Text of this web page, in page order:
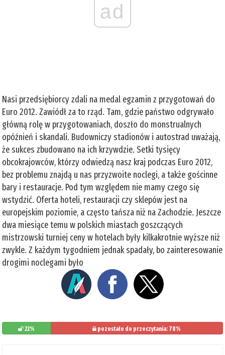
ad
Nasi przedsiębiorcy zdali na medal egzamin z przygotowań do
Euro 2012. Zawiódł za to rząd. Tam, gdzie państwo odgrywało
główną rolę w przygotowaniach, doszło do monstrualnych
opóźnień i skandali. Budowniczy stadionów i autostrad uważają,
że sukces zbudowano na ich krzywdzie. Setki tysięcy
obcokrajowców, którzy odwiedzą nasz kraj podczas Euro 2012,
bez problemu znajdą u nas przyzwoite noclegi, a także gościnne
bary i restauracje. Pod tym względem nie mamy czego się
wstydzić. Oferta hoteli, restauracji czy sklepów jest na
europejskim poziomie, a często tańsza niż na Zachodzie. Jeszcze
dwa miesiące temu w polskich miastach goszczących
mistrzowski turniej ceny w hotelach były kilkakrotnie wyższe niż
zwykle. Z każdym tygodniem jednak spadały, bo zainteresowanie
drogimi noclegami było
22% pozostało do przeczytania: 78%